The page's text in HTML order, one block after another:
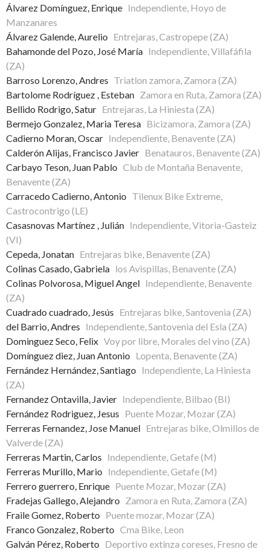
Álvarez Domínguez, Enrique Independiente, Hoyo de
Manzanares
Álvarez Galende, Aurelio Entrejaras, Castropepe (ZA)
Bahamonde del Pozo, José María Independiente, Villafáfila
(ZA)
Barroso Lorenzo, Andres Triatlon zamora, Zamora (ZA)
Bartolome Rodríguez , Esteban Zamora en Ruta, Zamora (ZA)
Bellido Rodrigo, Satur Entrejaras, La Hiniesta (ZA)
Bermejo Gonzalez, Maria Teresa Bicizamora, Zamora (ZA)
Cadierno Moran, Oscar Independiente, Benavente (ZA)
Calderón Alijas, Francisco Javier Benatauros, Benavente (ZA)
Carbayo Teson, Juan Pablo Club de Montaña Benavente,
Benavente (ZA)
Carracedo Cadierno, Antonio Tilenux Bike Extreme,
Castrocontrigo (LE)
Casasnovas Martínez , Julián Independiente, Vitoria-Gasteiz
(VI)
Cepeda, Jonatan Entrejaras bike, Benavente (ZA)
Colinas Casado, Gabriela los Avispillas, Benavente (ZA)
Colinas Polvorosa, Miguel Angel Independiente, Benavente
(ZA)
Cuadrado cuadrado, Jesús Entrejaras bike, Santovenia (ZA)
del Barrio, Andres Independiente, Santovenia del Esla (ZA)
Dominguez Seco, Felix Voy por libre, Morales del vino (ZA)
Domínguez diez, Juan Antonio Lopenta, Benavente (ZA)
Fernández Hernández, Santiago Independiente, La Hiniesta
(ZA)
Fernandez Ontavilla, Javier Independiente, Bilbao (BI)
Fernández Rodriguez, Jesus Puente Mozar, Mozar (ZA)
Ferreras Fernandez, Jose Manuel Entrejaras bike, Olmillos de
Valverde (ZA)
Ferreras Martin, Carlos Independiente, Getafe (M)
Ferreras Murillo, Mario Independiente, Getafe (M)
Ferrero guerrero, Enrique Puente Mozar, Mozar (ZA)
Fradejas Gallego, Alejandro Zamora en Ruta, Zamora (ZA)
Fraile Gomez, Roberto Puente mozar, Mozar (ZA)
Franco Gonzalez, Roberto Cma Bike, Leon
Galván Pérez, Roberto Deportivo extinza coreses, Fresno de